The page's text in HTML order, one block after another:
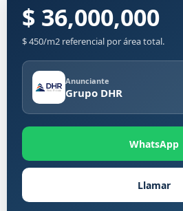
$ 36,000,000
$ 450/m2 referencial por área total.
Anunciante
Grupo DHR
WhatsApp
Llamar